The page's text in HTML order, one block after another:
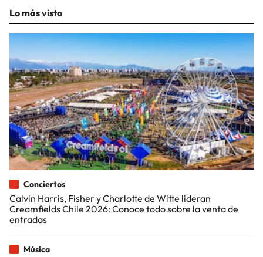
Lo más visto
Conciertos
Calvin Harris, Fisher y Charlotte de Witte lideran
Creamfields Chile 2026: Conoce todo sobre la venta de
entradas
Música